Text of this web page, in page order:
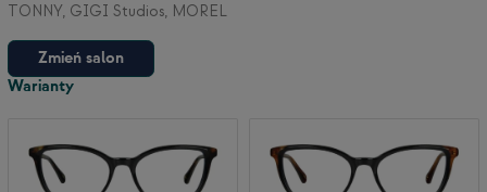
Zmień salon
TONNY, GIGI Studios, MOREL
Warianty